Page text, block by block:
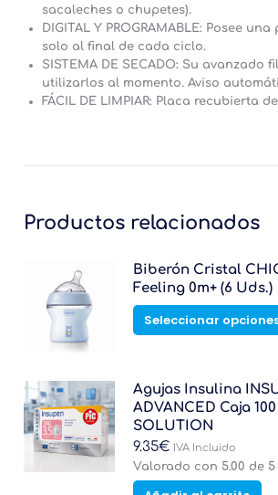
sacaleches o chupetes).
DIGITAL Y PROGRAMABLE: Posee
solo al final de cada ciclo.
SISTEMA DE SECADO: Su
utilizarlos al momento. Aviso
FÁCIL DE LIMPIAR: Placa recubierta
Productos relacionados
Biberón Cristal
Feeling 0m+ (6 Uds.)
Seleccionar
Agujas Insulina
ADVANCED Caja
SOLUTION
9.35€ IVA Incluido
Valorado con 5.00 de 5